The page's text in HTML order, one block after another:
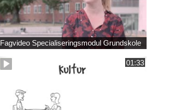
Fagvideo Specialiseringsmodul Grundskole
01:33